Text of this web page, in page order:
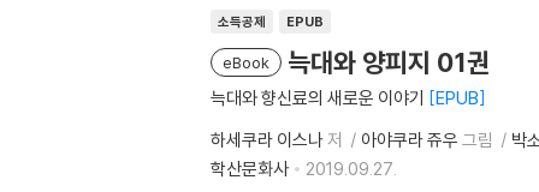
소득공제 EPUB
eBook 늑대와 양피지 01권
늑대와 향신료의 새로운 이야기 EPUB
하세쿠라 이스나저 아야쿠라 쥬우 그림
박
학산문화사
2019.09.27.